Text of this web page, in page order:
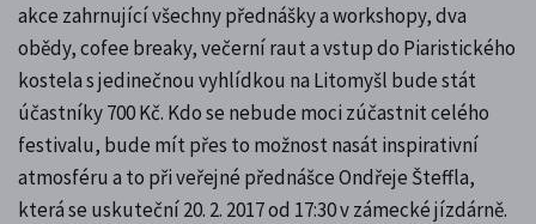
akce zahrnující všechny přednášky a workshopy, dva
obědy, cofee breaky, večerní raut a vstup do Piaristického
kostela s jedinečnou vyhlídkou na Litomyšl bude stát
účastníky 700 Kč. Kdo se nebude moci zúčastnit celého
festivalu, bude mít přes to možnost nasát inspirativní
atmosféru a to při veřejné přednášce Ondřeje Šteffla,
která se uskuteční 20. 2. 2017 od 17:30 v zámecké jízdárně.